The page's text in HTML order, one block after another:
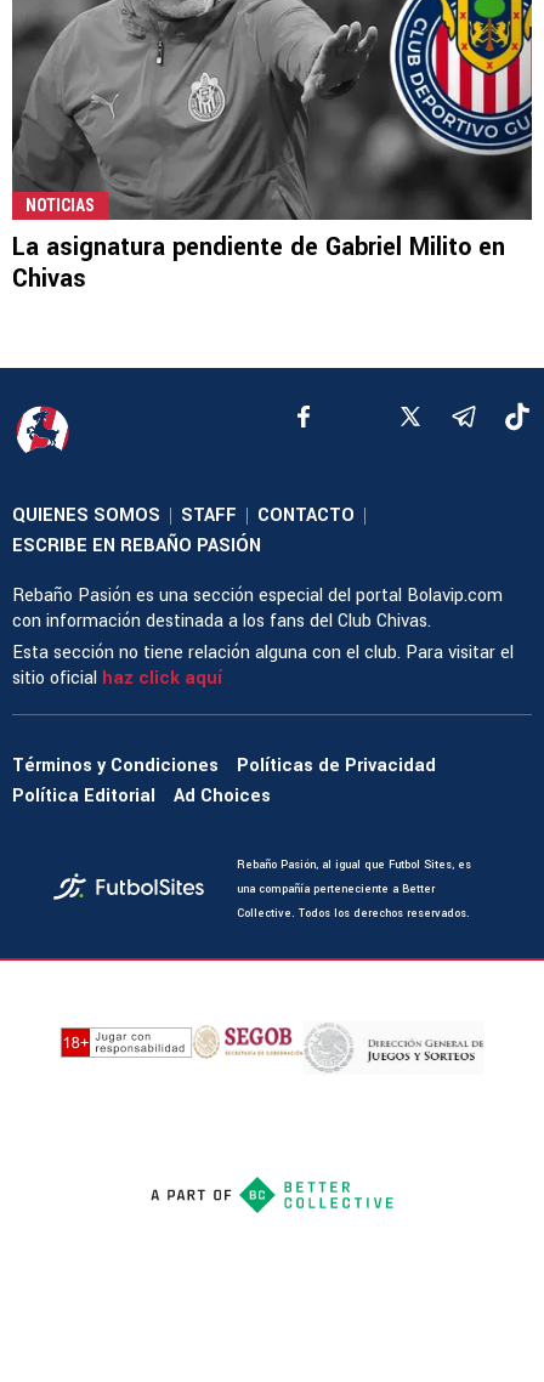
NOTICIAS
La asignatura pendiente de Gabriel Milito en
Chivas
QUIENES SOMOS | STAFF | CONTACTO |
ESCRIBE EN REBAÑO PASIÓN
Rebaño Pasión es una sección especial del portal Bolavip.com
con información destinada a los fans del Club Chivas.
Esta sección no tiene relación alguna con el club. Para visitar el
sitio oficial haz click aquí
Términos y Condiciones
Políticas de Privacidad
Política Editorial
Ad Choices
Rebaño Pasión, al igual que Futbol Sites, es
una compañía perteneciente a Better
Collective. Todos los derechos reservados.